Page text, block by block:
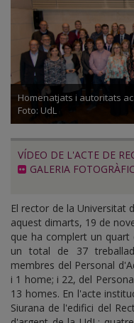
Homenatjats i autoritats
Foto: UdL
VÍDEO DE L'ACTE DE
GALERIA
El rector de la Universitat
aquest dimarts, 19 de
que ha complert un quart
un total de 37
membres del Personal
i 1 home; i 22, del
13 homes. En l'acte
Siurana de l'edifici del